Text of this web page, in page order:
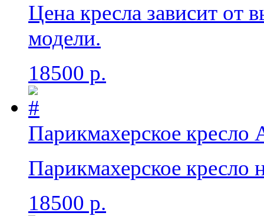
Цена кресла зависит от
модели.
18500 р.
Парикмахерское кресло
Парикмахерское кресло
18500 р.